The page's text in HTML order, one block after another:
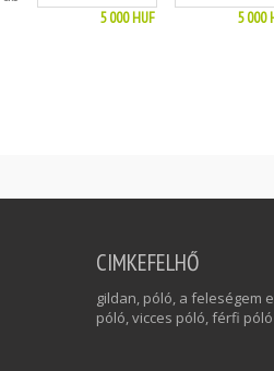
5 000HUF 5 000
CIMKEFELHŐ
gildan, póló, a feleségem
póló, vicces póló, férfi póló